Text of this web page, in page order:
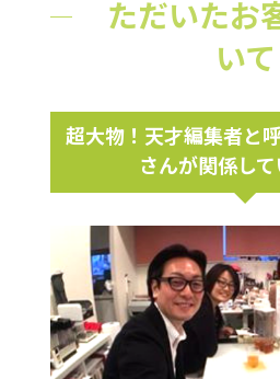
ただいたお
いて
超大物！天才編集者と
さんが関係して